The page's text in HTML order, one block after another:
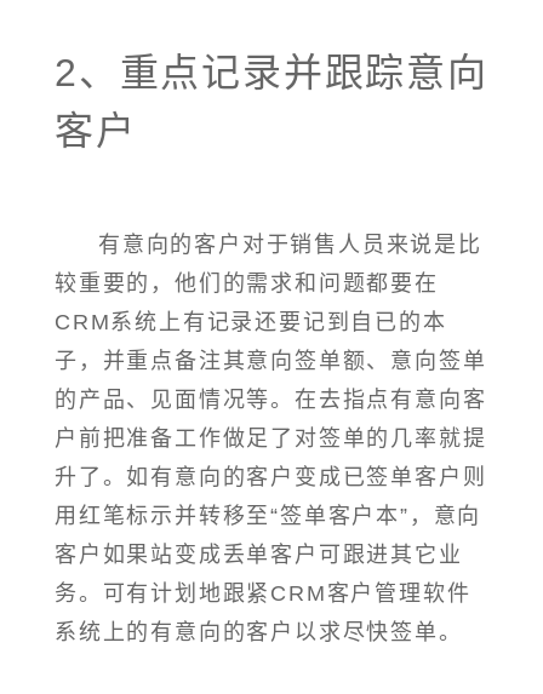
2、重点记录并跟踪意向
客户
有意向的客户对于销售人员来说是比
较重要的，他们的需求和问题都要在
CRM系统上有记录还要记到自已的本
子，并重点备注其意向签单额、意向签单
的产品、见面情况等。在去指点有意向客
户前把准备工作做足了对签单的几率就提
升了。如有意向的客户变成已签单客户则
用红笔标示并转移至“签单客户本”，意向
客户如果站变成丢单客户可跟进其它业
务。可有计划地跟紧CRM客户管理软件
系统上的有意向的客户以求尽快签单。